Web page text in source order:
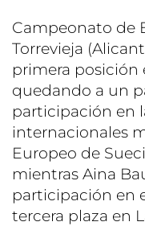
Campeonato de
Torrevieja
primera posición
quedando a un
participación en
internacionales
Europeo de
mientras Aina
participación en
tercera plaza en